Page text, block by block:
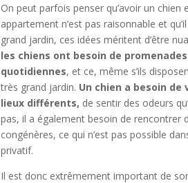
On peut parfois penser qu’avoir un chien
appartement n’est pas raisonnable et
grand jardin, ces idées méritent d’être
les chiens ont besoin de promenades
quotidiennes, et ce, même s’ils
très grand jardin. Un chien a besoin de
lieux différents, de sentir des odeurs
pas, il a également besoin de rencontrer
congénères, ce qui n’est pas possible
privatif.
Il est donc extrêmement important de